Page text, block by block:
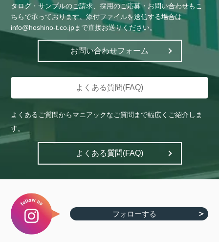
や）株式会社ヤボシ(フジ) ゆ）ユキ技研株式会社
ゆ）ユニチカ株式会社 ら）株式会社来夢（らいむ）
り）リンテック株式会社
わ）YKKファスニングプロダクツ
販売株式会社
タログ・サンプルのご請求、採用のご応募・お問い合わせもこ
ちらで承っております。添付ファイルを送信する場合は
info@hoshino-t.co.jpまで直接お送りください。
お問い合わせフォーム
よくある質問(FAQ)
よくあるご質問からマニアックなご質問まで幅広くご紹介しま
す。
よくある質問(FAQ)
フォローする